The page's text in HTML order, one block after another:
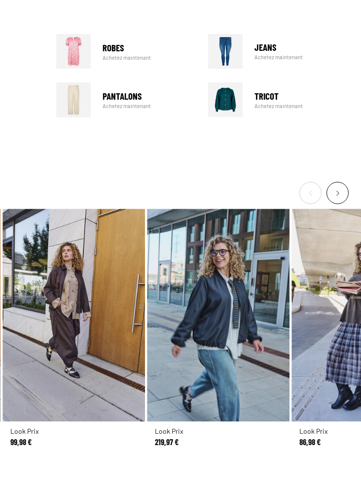
ROBES
Achetez maintenant
JEANS
Achetez maintenant
PANTALONS
Achetez maintenant
TRICOT
Achetez maintenant
Look Prix
99,98 €
Look Prix
219,97 €
Look Prix
86,98 €